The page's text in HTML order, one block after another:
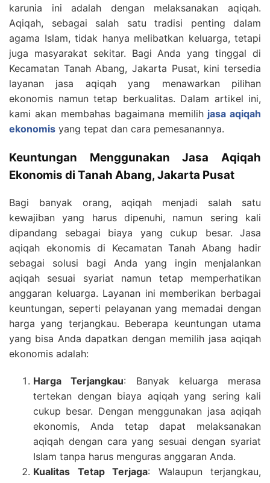
karunia ini adalah dengan melaksanakan aqiqah.
Aqiqah, sebagai salah satu tradisi penting dalam
agama Islam, tidak hanya melibatkan keluarga, tetapi
juga masyarakat sekitar. Bagi Anda yang tinggal di
Kecamatan Tanah Abang, Jakarta Pusat, kini tersedia
layanan jasa aqiqah yang menawarkan pilihan
ekonomis namun tetap berkualitas. Dalam artikel ini,
kami akan membahas bagaimana memilih jasa aqiqah
ekonomis yang tepat dan cara pemesanannya.
Keuntungan Menggunakan Jasa Aqiqah
Ekonomis di Tanah Abang, Jakarta Pusat
Bagi banyak orang, aqiqah menjadi salah satu
kewajiban yang harus dipenuhi, namun sering kali
dipandang sebagai biaya yang cukup besar. Jasa
aqiqah ekonomis di Kecamatan Tanah Abang hadir
sebagai solusi bagi Anda yang ingin menjalankan
aqiqah sesuai syariat namun tetap memperhatikan
anggaran keluarga. Layanan ini memberikan berbagai
keuntungan, seperti pelayanan yang memadai dengan
harga yang terjangkau. Beberapa keuntungan utama
yang bisa Anda dapatkan dengan memilih jasa aqiqah
ekonomis adalah:
Harga Terjangkau: Banyak keluarga merasa
tertekan dengan biaya aqiqah yang sering kali
cukup besar. Dengan menggunakan jasa aqiqah
ekonomis, Anda tetap dapat melaksanakan
aqiqah dengan cara yang sesuai dengan syariat
Islam tanpa harus menguras anggaran Anda.
Kualitas Tetap Terjaga: Walaupun terjangkau,